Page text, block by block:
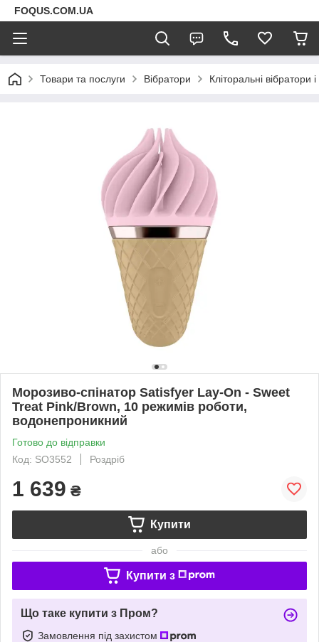
FOQUS.COM.UA
Товари та послуги Вібратори Кліторальні
Морозиво-спінатор Satisfyer Lay-On - Sweet
Treat Pink/Brown, 10 режимів роботи,
водонепроникний
Готово до відправки
Код: SO3552
Роздріб
1 639 ₴
Купити
або
Купити з
Що таке купити з Пром?
Замовлення під захистом